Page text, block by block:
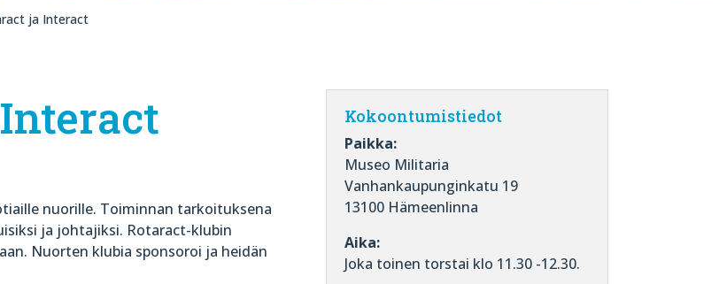
ja Interact
nuorille. Toiminnan tarkoituksena
ja johtajiksi. Rotaract-klubin
Nuorten klubia sponsoroi ja heidän
Kokoontumistiedot
Paikka:
Museo Militaria
Vanhankaupunginkatu 19
13100 Hämeenlinna
Aika:
Joka toinen torstai klo 11.30 -12.30.